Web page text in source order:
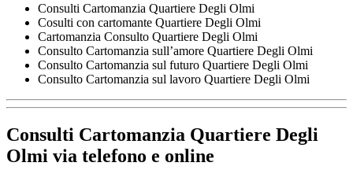
Consulti Cartomanzia Quartiere Degli Olmi
Cosulti con cartomante Quartiere Degli Olmi
Cartomanzia Consulto Quartiere Degli Olmi
Consulto Cartomanzia sull’amore Quartiere Degli Olmi
Consulto Cartomanzia sul futuro Quartiere Degli Olmi
Consulto Cartomanzia sul lavoro Quartiere Degli Olmi
Consulti Cartomanzia Quartiere Degli
Olmi via telefono e online